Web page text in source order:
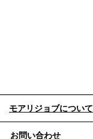
モアリジョブについて
お問い合わせ